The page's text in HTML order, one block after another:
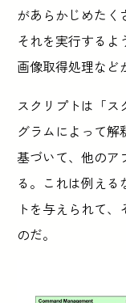
があらかじめたく
それを実行するよ
画像取得処理など
スクリプトは「ス
グラムによって
基づいて、他のア
る。これは例える
トを与えられて
のだ。